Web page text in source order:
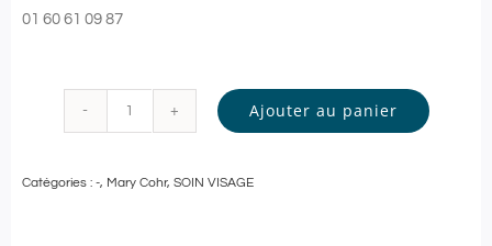
01 60 61 09 87
Mary
Ajouter au panier
Catégories : -, Mary Cohr, SOIN VISAGE